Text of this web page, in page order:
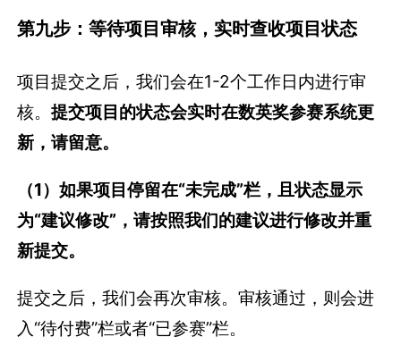
（1）如果项目停留在“未完成”栏，且状态显示
新提交。
提交之后，我们会再次审核。审核通过，则会进
（2）当项目进入“已参赛”栏，则表示该项目已经